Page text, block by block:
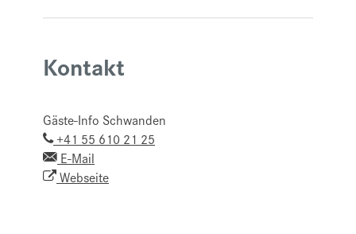
Kontakt
Gäste-Info Schwanden
+41 55 610 21 25
E-Mail
Webseite